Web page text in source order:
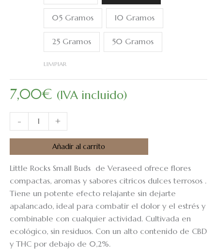
05 Gramos 10 Gramos
25 Gramos 50 Gramos
LIMPIAR
7,00€ (IVA incluido)
- +
Añadir al carrito
Little Rocks Small Buds de Veraseed ofrece flores
compactas, aromas y sabores citricos dulces terrosos .
Tiene un potente efecto relajante sin dejarte
apalancado, ideal para combatir el dolor y el estrés y
combinable con cualquier actividad. Cultivada en
ecológico, sin residuos. Con un alto contenido de CBD
y THC por debajo de 0,2%.